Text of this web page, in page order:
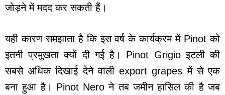
जोड़ने में मदद कर सकती हैं।
यही कारण समझाता है कि इस वर्ष के कार्यक्रम में Pinot को
इतनी प्रमुखता क्यों दी गई है। Pinot Grigio इटली की
सबसे अधिक दिखाई देने वाली export grapes में से एक
बना हुआ है। Pinot Nero ने तब जमीन हासिल की है जब